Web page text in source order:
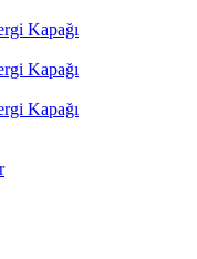
Kapağı
Kapağı
Kapağı